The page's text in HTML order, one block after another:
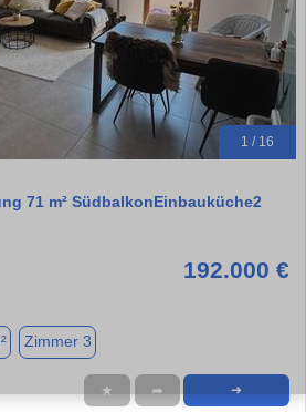
1 / 16
71 m² SüdbalkonEinbauküche2
192.000 €
Zimmer 3
★ ➦ ➜